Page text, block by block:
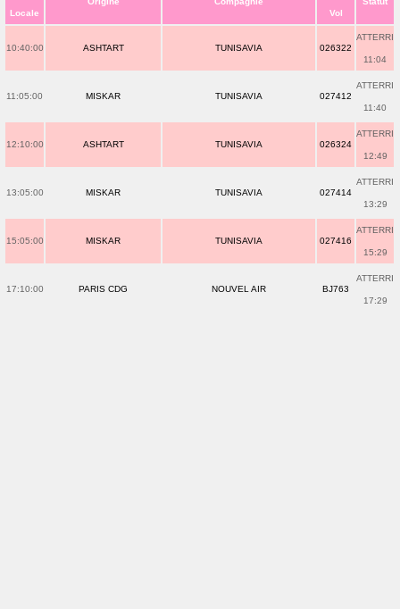
Locale Vol
10:40:00 ASHTART TUNISAVIA 026322
ATTERRI
11:04
11:05:00 MISKAR TUNISAVIA 027412
ATTERRI
11:40
12:10:00 ASHTART TUNISAVIA 026324
ATTERRI
12:49
13:05:00 MISKAR TUNISAVIA 027414
ATTERRI
13:29
15:05:00 MISKAR TUNISAVIA 027416
ATTERRI
15:29
17:10:00 PARIS CDG NOUVEL AIR BJ763
ATTERRI
17:29